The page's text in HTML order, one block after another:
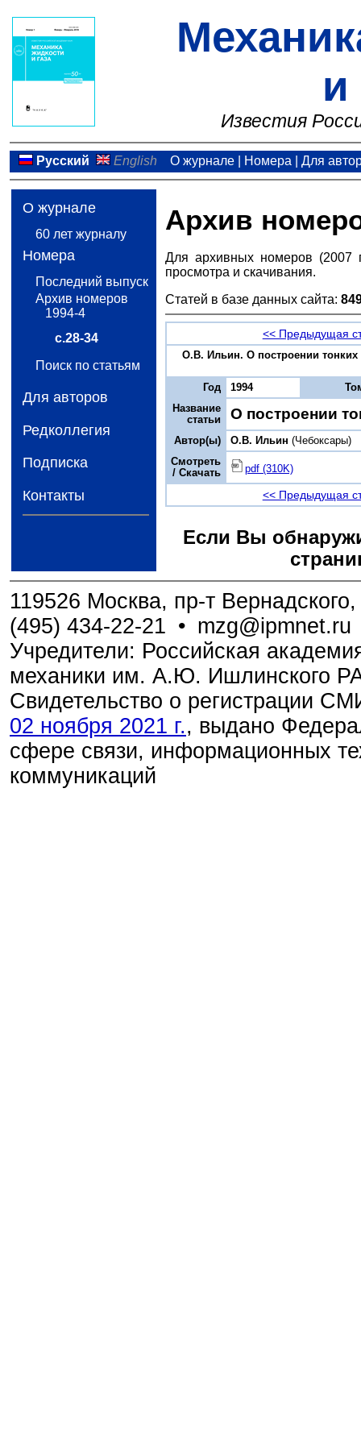
и
Известия
Русский English О журнале| Номера Для
О журнале
60 лет журналу
Номера
Последний выпуск
Архив номеров
1994-4
с.28-34
Поиск по статьям
Для авторов
Редколлегия
Подписка
Контакты
Архив
Для архивных номеров (2007
просмотра и скачивания.
Статей в базе данных сайта:
<< Предыдущая
О.В. Ильин. О построении
Год 1994
Название
статьи
О построении
Автор(ы) О.В. Ильин (Чебоксары)
Смотреть
/ Скачать
pdf (310K)
<< Предыдущая
Если Вы
119526 Москва, пр-т
(495) 434-22-21 • mzg@ipmnet.ru
Учредители: Российская
механики им. А.Ю. Ишлинского
Свидетельство о регистрации
02 ноября 2021 г., выдано
сфере связи, информационных
коммуникаций